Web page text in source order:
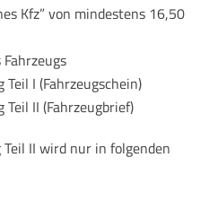
Kfz” von mindestens 16,50
I (Fahrzeugschein)
II (Fahrzeugbrief)
II wird nur in folgenden